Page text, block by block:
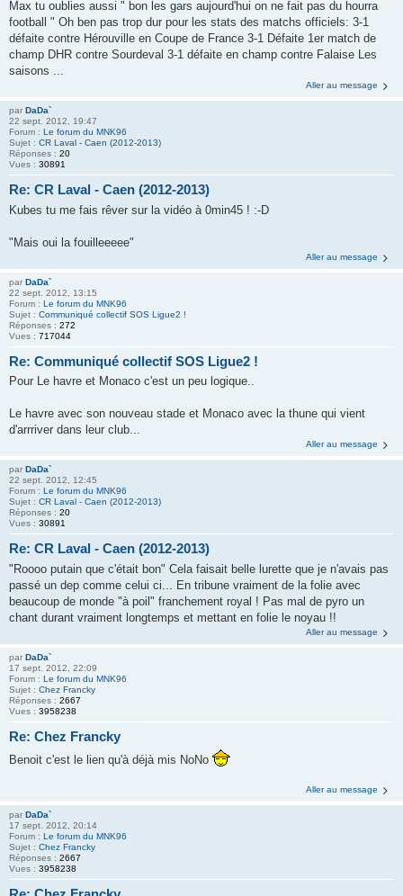
Max tu oublies aussi " bon les gars aujourd'hui on ne fait pas du hourra
football " Oh ben pas trop dur pour les stats des matchs officiels: 3-1
défaite contre Hérouville en Coupe de France 3-1 Défaite 1er match de
champ DHR contre Sourdeval 3-1 défaite en champ contre Falaise Les
saisons ...
Aller au message
par DaDa`
22 sept. 2012, 19:47
Forum : Le forum du MNK96
Sujet : CR Laval - Caen (2012-2013)
Réponses : 20
Vues : 30891
Re: CR Laval - Caen (2012-2013)
Kubes tu me fais rêver sur la vidéo à 0min45 ! :-D
"Mais oui la fouilleeeee"
Aller au message
par DaDa`
22 sept. 2012, 13:15
Forum : Le forum du MNK96
Sujet : Communiqué collectif SOS Ligue2 !
Réponses : 272
Vues : 717044
Re: Communiqué collectif SOS Ligue2 !
Pour Le havre et Monaco c'est un peu logique..
Le havre avec son nouveau stade et Monaco avec la thune qui vient
d'arrriver dans leur club...
Aller au message
par DaDa`
22 sept. 2012, 12:45
Forum : Le forum du MNK96
Sujet : CR Laval - Caen (2012-2013)
Réponses : 20
Vues : 30891
Re: CR Laval - Caen (2012-2013)
"Roooo putain que c'était bon" Cela faisait belle lurette que je n'avais pas
passé un dep comme celui ci... En tribune vraiment de la folie avec
beaucoup de monde "à poil" franchement royal ! Pas mal de pyro un
chant durant vraiment longtemps et mettant en folie le noyau !!
Aller au message
par DaDa`
17 sept. 2012, 22:09
Forum : Le forum du MNK96
Sujet : Chez Francky
Réponses : 2667
Vues : 3958238
Re: Chez Francky
Benoit c'est le lien qu'à déjà mis NoNo
Aller au message
par DaDa`
17 sept. 2012, 20:14
Forum : Le forum du MNK96
Sujet : Chez Francky
Réponses : 2667
Vues : 3958238